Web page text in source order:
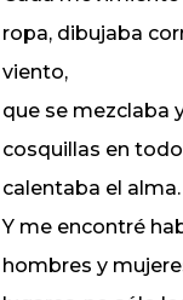
ropa, dibujaba
viento,
que se mezclaba
cosquillas en
calentaba el alma.
Y me encontré
hombres y